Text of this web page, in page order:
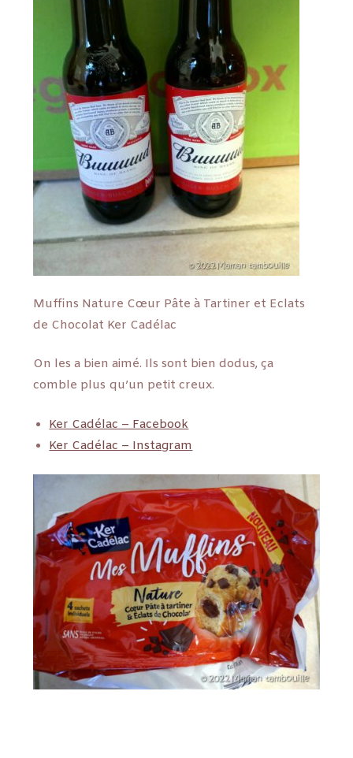
Muffins Nature Cœur Pâte à Tartiner et Eclats
de Chocolat Ker Cadélac
On les a bien aimé. Ils sont bien dodus, ça
comble plus qu’un petit creux.
Ker Cadélac – Facebook
Ker Cadélac – Instagram